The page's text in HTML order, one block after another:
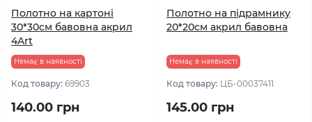
Полотно на картоні
30*30см бавовна акрил
4Art
Немає в наявності
Код товару: 69903
140.00 грн
Полотно на підрамнику
20*20см акрил бавовна
Немає в наявності
Код товару: ЦБ-00037411
145.00 грн